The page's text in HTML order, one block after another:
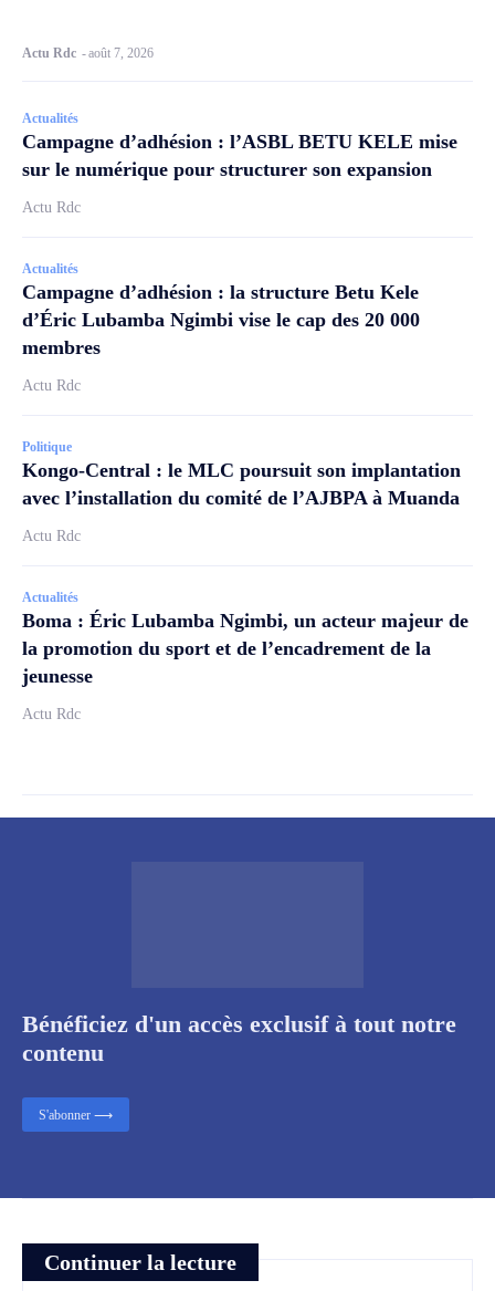
Actu Rdc -août 7, 2026
Actualités
Campagne d’adhésion : l’ASBL BETU KELE mise
sur le numérique pour structurer son expansion
Actu Rdc
Actualités
Campagne d’adhésion : la structure Betu Kele
d’Éric Lubamba Ngimbi vise le cap des 20 000
membres
Actu Rdc
Politique
Kongo-Central : le MLC poursuit son implantation
avec l’installation du comité de l’AJBPA à Muanda
Actu Rdc
Actualités
Boma : Éric Lubamba Ngimbi, un acteur majeur de
la promotion du sport et de l’encadrement de la
jeunesse
Actu Rdc
Continuer la lecture
Bénéficiez d'un accès exclusif à tout notre
contenu
S'abonner ⟶